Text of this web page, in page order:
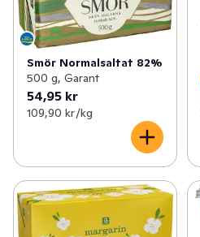
Smör Normalsaltat 82%
500 g, Garant
54,95 kr
109,90 kr /kg